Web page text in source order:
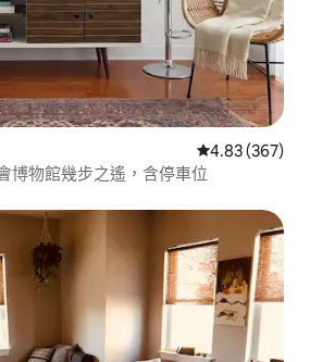
從 367 則評價
4.83 (367)
博物館幾步之遙，含停車位